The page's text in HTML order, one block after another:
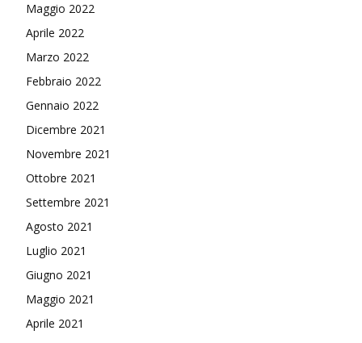
Maggio 2022
Aprile 2022
Marzo 2022
Febbraio 2022
Gennaio 2022
Dicembre 2021
Novembre 2021
Ottobre 2021
Settembre 2021
Agosto 2021
Luglio 2021
Giugno 2021
Maggio 2021
Aprile 2021